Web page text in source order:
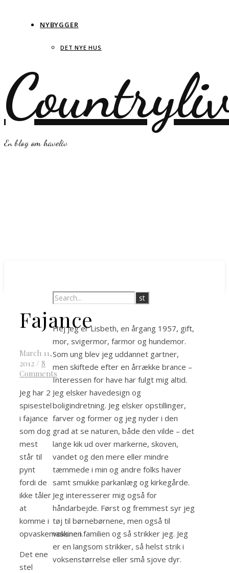
NYBYGGER
DET NYE HUS
En blog om haveliv
Fajance
March 11,
2012 / 8
Comments
Jeg har 2
spisestel
i fajance
som dog
mest
står til
pynt
fordi de
ikke tåler
at
komme i
opvaskemaskinen.
Det ene
stel
Hej jeg er Lisbeth, en årgang 1957, gift,
mor, svigermor, farmor og hundemor.
Som ung blev jeg uddannet gartner,
men skiftede efter en årrække brance –
Interessen for have har fulgt mig altid.
Jeg elsker havedesign og
boligindretning. Jeg elsker opstillinger,
farver og former og jeg nyder i den
grad at se naturen, både den vilde – det
lange kik ud over markerne, skoven,
vandet og den mere eller mindre
tæmmede i min og andre folks haver
samt smukke parkanlæg og kirkegårde.
Jeg interesserer mig også for
håndarbejde. Først og fremmest syr jeg
tøj til børnebørnene, men også til
voksne i familien og så strikker jeg. Jeg
er en langsom strikker, så helst strik i
voksenstørrelse eller små sjove dyr.